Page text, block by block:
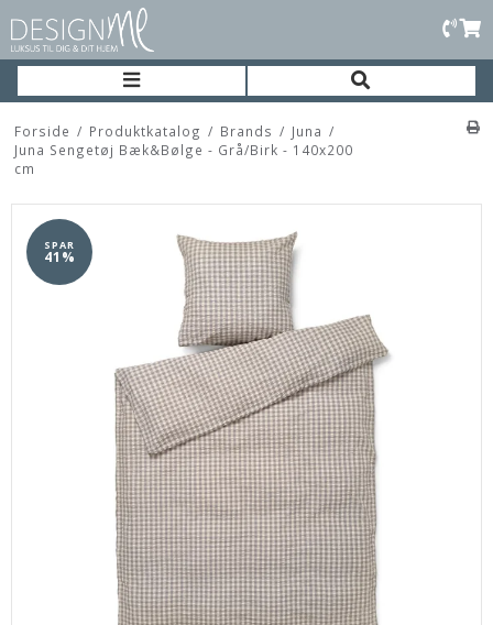
Forside / Produktkatalog / Brands / Juna /
Juna Sengetøj Bæk&Bølge - Grå/Birk - 140x200
cm
SPAR
41%